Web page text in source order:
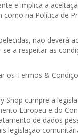
e implica a
na Política de
não deverá
a respeitar as
os Termos &
cumpre a
Europeu e do
de dados
legislação